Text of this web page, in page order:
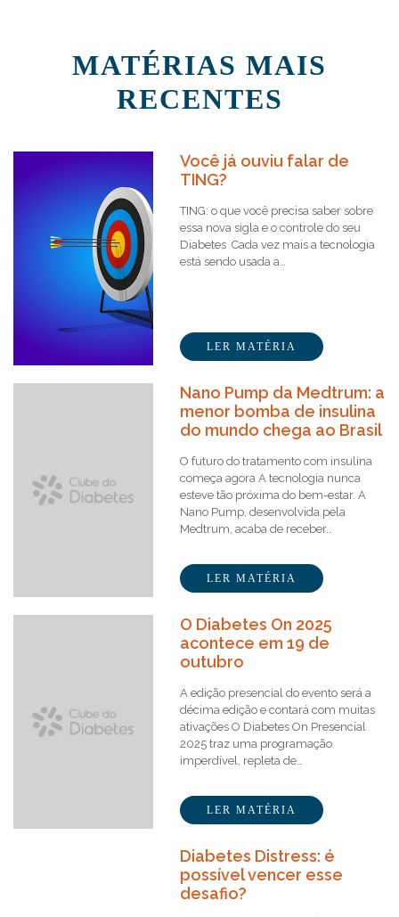
MATÉRIAS MAIS
RECENTES
Você já ouviu falar de
TING?
TING: o que você precisa saber sobre
essa nova sigla e o controle do seu
Diabetes Cada vez mais a tecnologia
está sendo usada a…
LER MATÉRIA
Nano Pump da Medtrum: a
menor bomba de insulina
do mundo chega ao Brasil
O futuro do tratamento com insulina
começa agora A tecnologia nunca
esteve tão próxima do bem-estar. A
Nano Pump, desenvolvida pela
Medtrum, acaba de receber…
LER MATÉRIA
O Diabetes On 2025
acontece em 19 de
outubro
A edição presencial do evento será a
décima edição e contará com muitas
ativações O Diabetes On Presencial
2025 traz uma programação
imperdível, repleta de…
LER MATÉRIA
Diabetes Distress: é
possível vencer esse
desafio?